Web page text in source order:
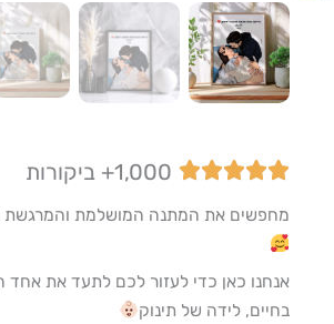
1,000+ ביקורות
מחפשים את המתנה המושלמת והמרגשת
אנחנו כאן כדי לעזור לכם לתעד את אחד
בחיים, לידה של תינוק